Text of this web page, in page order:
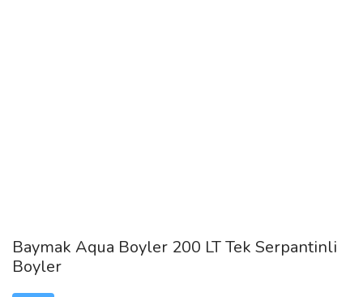
Baymak Aqua Boyler 200 LT Tek Serpantinli
Boyler